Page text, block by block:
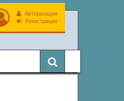
Авторизация
Регистрация